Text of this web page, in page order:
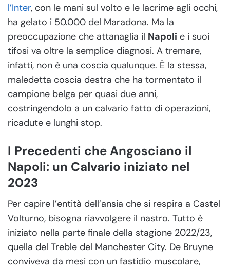
l’Inter, con le mani sul volto e le lacrime agli occhi,
ha gelato i 50.000 del Maradona. Ma la
preoccupazione che attanaglia il Napoli e i suoi
tifosi va oltre la semplice diagnosi. A tremare,
infatti, non è una coscia qualunque. È la stessa,
maledetta coscia destra che ha tormentato il
campione belga per quasi due anni,
costringendolo a un calvario fatto di operazioni,
ricadute e lunghi stop.
I Precedenti che Angosciano il
Napoli: un Calvario iniziato nel
2023
Per capire l’entità dell’ansia che si respira a Castel
Volturno, bisogna riavvolgere il nastro. Tutto è
iniziato nella parte finale della stagione 2022/23,
quella del Treble del Manchester City. De Bruyne
conviveva da mesi con un fastidio muscolare,